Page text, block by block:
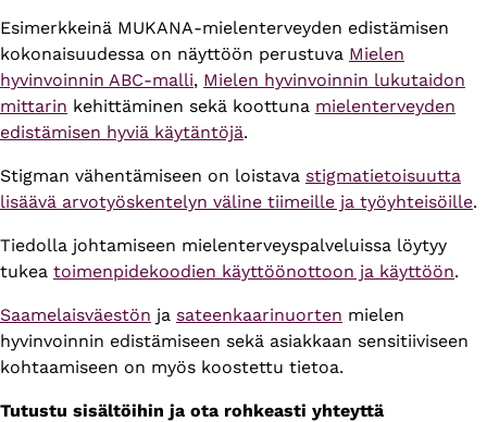
Esimerkkeinä MUKANA-mielenterveyden edistämisen
kokonaisuudessa on näyttöön perustuva Mielen
hyvinvoinnin ABC-malli, Mielen hyvinvoinnin lukutaidon
mittarin kehittäminen sekä koottuna mielenterveyden
edistämisen hyviä käytäntöjä.
Stigman vähentämiseen on loistava stigmatietoisuutta
lisäävä arvotyöskentelyn väline tiimeille ja työyhteisöille.
Tiedolla johtamiseen mielenterveyspalveluissa löytyy
tukea toimenpidekoodien käyttöönottoon ja käyttöön.
Saamelaisväestön ja sateenkaarinuorten mielen
hyvinvoinnin edistämiseen sekä asiakkaan sensitiiviseen
kohtaamiseen on myös koostettu tietoa.
Tutustu sisältöihin ja ota rohkeasti yhteyttä